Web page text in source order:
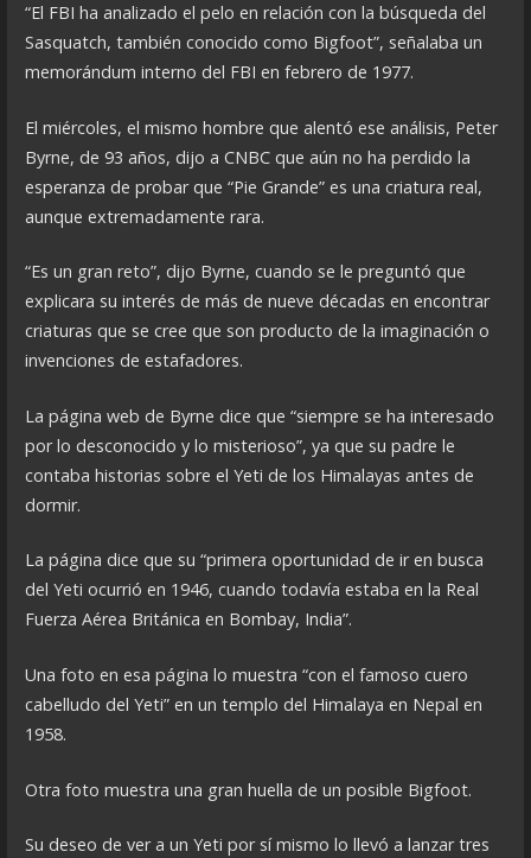
“El FBI ha analizado el pelo en relación con la búsqueda del
Sasquatch, también conocido como Bigfoot”, señalaba un
memorándum interno del FBI en febrero de 1977.
El miércoles, el mismo hombre que alentó ese análisis, Peter
Byrne, de 93 años, dijo a CNBC que aún no ha perdido la
esperanza de probar que “Pie Grande” es una criatura real,
aunque extremadamente rara.
“Es un gran reto”, dijo Byrne, cuando se le preguntó que
explicara su interés de más de nueve décadas en encontrar
criaturas que se cree que son producto de la imaginación o
invenciones de estafadores.
La página web de Byrne dice que “siempre se ha interesado
por lo desconocido y lo misterioso”, ya que su padre le
contaba historias sobre el Yeti de los Himalayas antes de
dormir.
La página dice que su “primera oportunidad de ir en busca
del Yeti ocurrió en 1946, cuando todavía estaba en la Real
Fuerza Aérea Británica en Bombay, India”.
Una foto en esa página lo muestra “con el famoso cuero
cabelludo del Yeti” en un templo del Himalaya en Nepal en
1958.
Otra foto muestra una gran huella de un posible Bigfoot.
Su deseo de ver a un Yeti por sí mismo lo llevó a lanzar tres